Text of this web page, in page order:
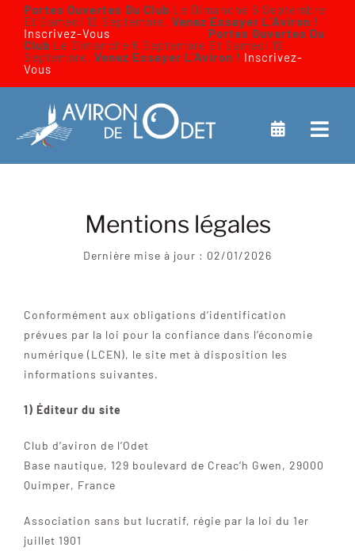
Passer
contenu
Portes Ouvertes Du Club Le Dimanche 6 Septembre
Et Samedi 12 Septembre. Venez Essayer L’Aviron !
Inscrivez-Vous
Portes Ouvertes Du
Club Le Dimanche 6 Septembre Et Samedi 12
Septembre. Venez Essayer L’Aviron ! Inscrivez-
Vous
à
DÉCOUVREZ L’AVIRON
LES SORTIES
AVIRON SANTÉ
CONTACTEZ-NOUS
PLUS
Mentions légales
Dernière mise à jour : 02/01/2026
Conformément aux obligations d’identification
prévues par la loi pour la confiance dans l’économie
numérique (LCEN), le site met à disposition les
informations suivantes.
1) Éditeur du site
Club d’aviron de l’Odet
Base nautique, 129 boulevard de Creac’h Gwen, 29000
Quimper, France
Association sans but lucratif, régie par la loi du 1er
juillet 1901